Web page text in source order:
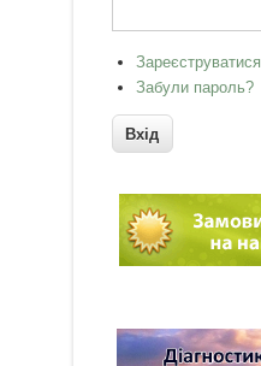
Зареєструватися
Забули пароль?